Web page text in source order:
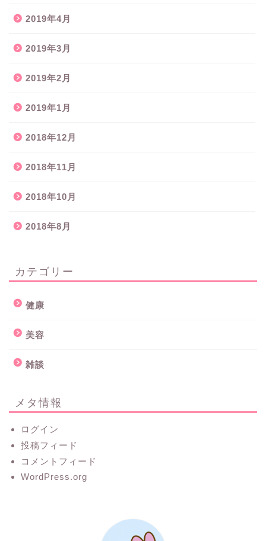
2019年4月
2019年3月
2019年2月
2019年1月
2018年12月
2018年11月
2018年10月
2018年8月
カテゴリー
健康
美容
雑談
メタ情報
ログイン
投稿フィード
コメントフィード
WordPress.org